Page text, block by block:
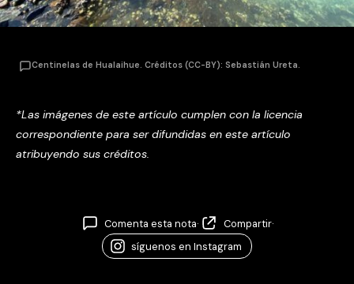
Centinelas de Hualaihue. Créditos (CC-BY): Sebastián Ureta.
*Las imágenes de este artículo cumplen con la licencia
correspondiente para ser difundidas en este artículo
atribuyendo sus créditos.
Comenta esta nota· Compartir·
síguenos en Instagram